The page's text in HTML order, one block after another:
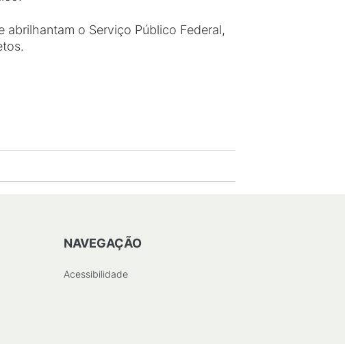
o Serviço Público Federal,
NAVEGAÇÃO
Acessibilidade